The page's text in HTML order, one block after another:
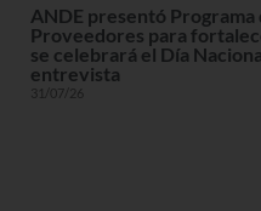
ANDE presentó
Proveedores para
se celebrará el Día
entrevista
31/07/26